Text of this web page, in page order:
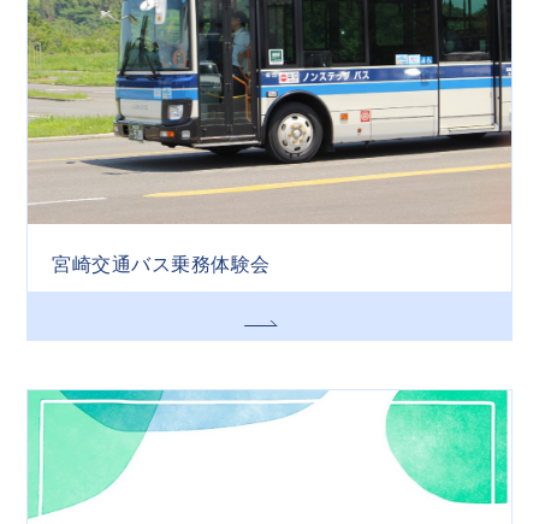
宮崎交通バス乗務体験会